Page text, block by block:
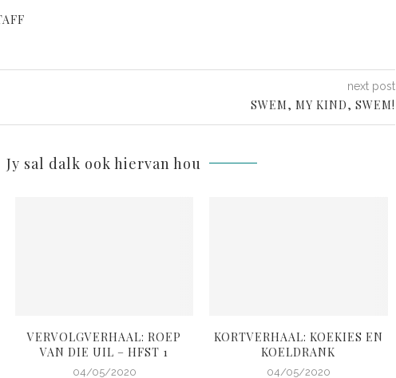
next post
SWEM, MY KIND, SWEM!
Jy sal dalk ook hiervan hou
VERVOLGVERHAAL: ROEP
VAN DIE UIL – HFST 1
04/05/2020
KORTVERHAAL: KOEKIES EN
KOELDRANK
04/05/2020